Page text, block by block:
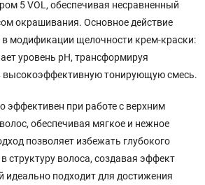
5 VOL, обеспечивая несравненный
окрашивания. Основное действие
в модификации щелочности крем-краски:
уровень pH, трансформируя
высокоэффективную тонирующую смесь.
эффективен при работе с верхним
обеспечивая мягкое и нежное
позволяет избежать глубокого
структуру волоса, создавая эффект
идеально подходит для достижения